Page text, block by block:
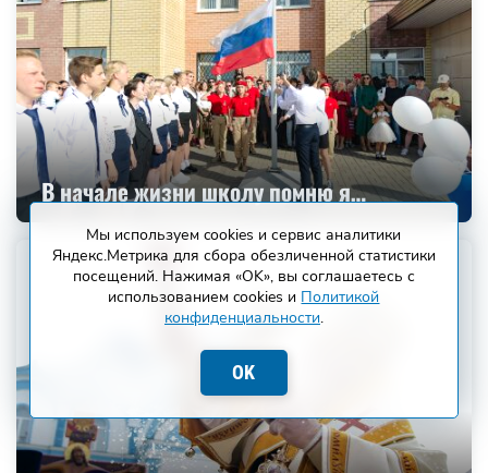
В начале жизни школу помню я…
Мы используем cookies и сервис аналитики
Яндекс.Метрика для сбора обезличенной статистики
посещений. Нажимая «OK», вы соглашаетесь с
использованием cookies и Политикой
конфиденциальности.
OK